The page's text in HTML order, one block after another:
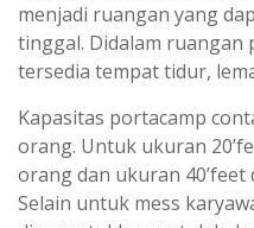
menjadi ruangan yang
tinggal. Didalam ruangan
tersedia tempat tidur,
Kapasitas portacamp
orang. Untuk ukuran
orang dan ukuran
Selain untuk mess